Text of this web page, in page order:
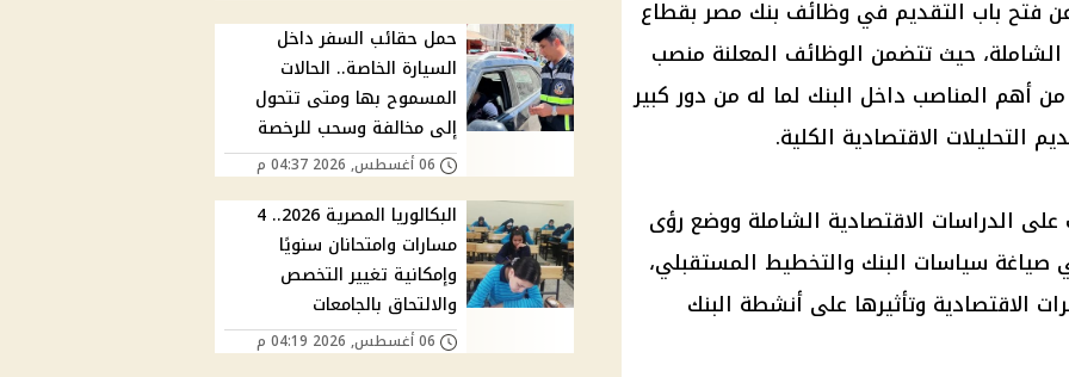
فتح باب التقديم في وظائف بنك مصر بقطاع
الشاملة، حيث تتضمن الوظائف المعلنة منصب
أهم المناصب داخل البنك لما له من دور كبير
التحليلات الاقتصادية الكلية.
الدراسات الاقتصادية الشاملة ووضع رؤى
صياغة سياسات البنك والتخطيط المستقبلي،
الاقتصادية وتأثيرها على أنشطة البنك
حمل حقائب السفر داخل
السيارة الخاصة.. الحالات
المسموح بها ومتى تتحول
إلى مخالفة وسحب للرخصة
06 أغسطس, 2026 04:37 م
البكالوريا المصرية 2026.. 4
مسارات وامتحانان سنويًا
وإمكانية تغيير التخصص
والالتحاق بالجامعات
06 أغسطس, 2026 04:19 م